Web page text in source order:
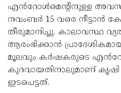
എൻറോൾമെന്റിനുള്ള
നവംബർ 15 വരെ നീട്ടാൻ
തീരുമാനിച്ചു. കാലാവസ്ഥ
ആരംഭിക്കാൻ
മൂലവും കർഷകരുടെ
കുറവായതിനാലുമാണ് കൃഷി
ഇടപെട്ടത്.